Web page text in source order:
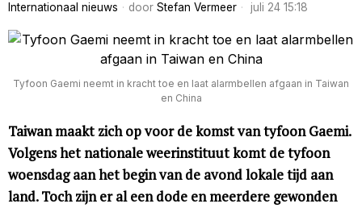
Internationaal nieuws door Stefan Vermeer juli 24 15:18
Tyfoon Gaemi neemt in kracht toe en laat alarmbellen afgaan in Taiwan
en China
Taiwan maakt zich op voor de komst van tyfoon Gaemi.
Volgens het nationale weerinstituut komt de tyfoon
woensdag aan het begin van de avond lokale tijd aan
land. Toch zijn er al een dode en meerdere gewonden